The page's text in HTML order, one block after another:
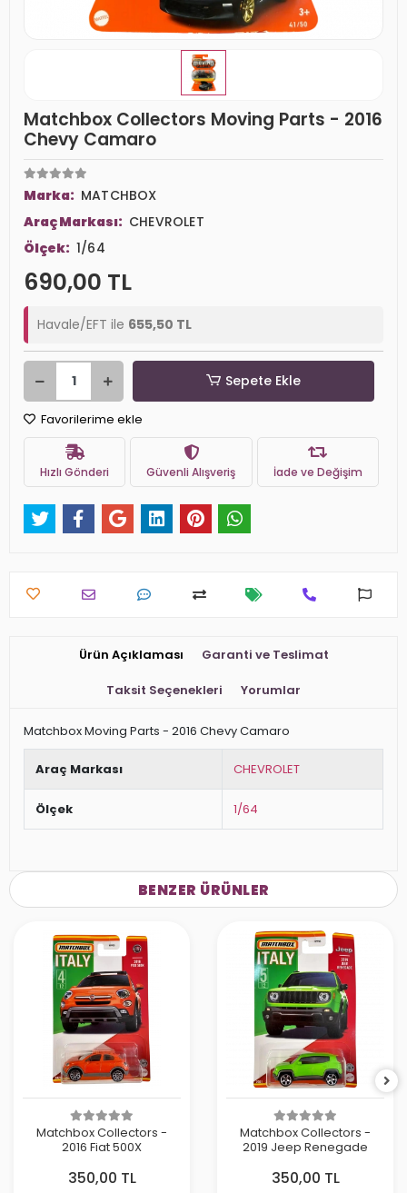
Matchbox Collectors Moving Parts - 2016
Chevy Camaro
Marka: MATCHBOX
Araç Markası: CHEVROLET
Ölçek: 1/64
690,00 TL
Havale/EFT ile 655,50 TL
Sepete Ekle
Favorilerime ekle
Hızlı Gönderi Güvenli Alışveriş İade ve Değişim
Ürün Açıklaması Garanti ve Teslimat
Taksit Seçenekleri Yorumlar
Matchbox Moving Parts - 2016 Chevy Camaro
Araç Markası CHEVROLET
Ölçek 1/64
BENZER ÜRÜNLER
Matchbox Collectors -
2016 Fiat 500X
350,00 TL
Matchbox Collectors -
2019 Jeep Renegade
350,00 TL